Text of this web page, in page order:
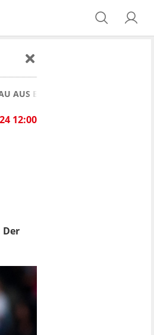
AUS ERNSTEN GRÜNDE
12:00
Der